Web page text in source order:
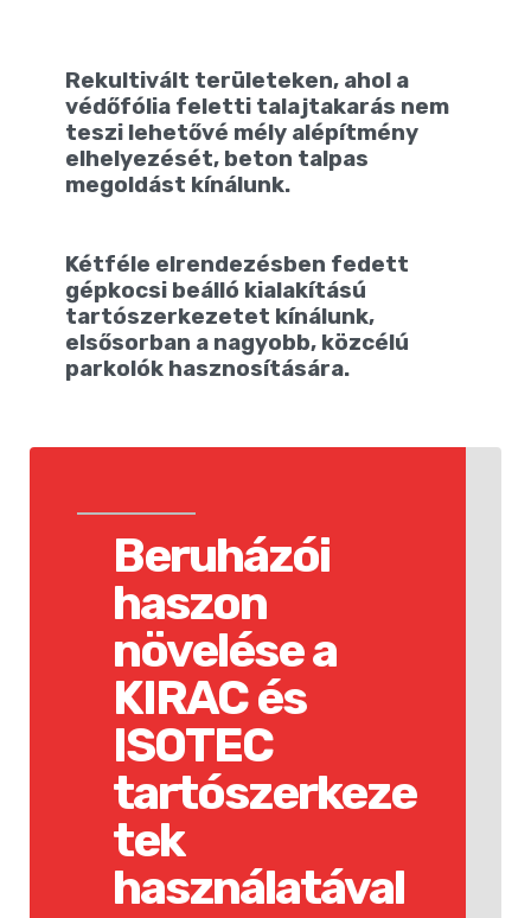
Rekultivált területeken, ahol a
védőfólia feletti talajtakarás nem
teszi lehetővé mély alépítmény
elhelyezését, beton talpas
megoldást kínálunk.
Kétféle elrendezésben fedett
gépkocsi beálló kialakítású
tartószerkezetet kínálunk,
elsősorban a nagyobb, közcélú
parkolók hasznosítására.
Beruházói
haszon
növelése a
KIRAC és
ISOTEC
tartószerkeze
tek
használatával